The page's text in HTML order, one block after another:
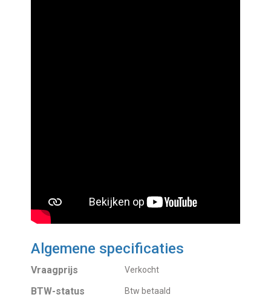
Algemene specificaties
Vraagprijs Verkocht
BTW-status Btw betaald